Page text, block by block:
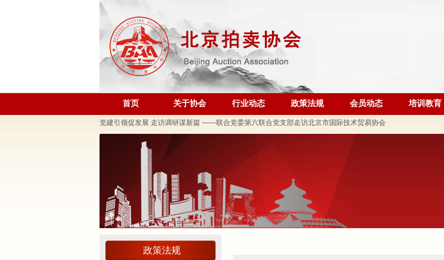
首页 关于协会 行业动态 政策法规 会员动态 培训教育
规范运营强基础 跨业合作促发展——联合党委第六联合党支部到北京国际会议展览业协会走访调研
关于发布《北京地区文物艺术品拍卖佣（酬）金标准调查报告》的通知
“协会+媒体+法律联动”助力企业发展系列活动之十 ——走进会员单位北京恒泰博车拍卖有限公司
关于做好夏季防暑降温及汛期安全生产工作的通知
党建引领促发展 走访调研谋新篇 ——联合党委第六联合党支部走访北京市国际技术贸易协会
关于发布2026年北京市信用承诺企业 拍卖企业（第二批）名单的公告
党建领航商旅融合，联动赋能行业发展——联合党委组织开展“七一”主题党日活动
坚守人民立场 践行正确政绩观——北京拍卖协会流动党支部与第六流动联合党支部召开组织生活会并开展民主评
议党员
压实安全责任 筑牢商务领域应急防线——北京拍卖协会参加全市商务领域“安全生产月”专项活动
艺术疗愈生活 展现积极人生 ——北京拍卖协会姚光锋会长一行参观刘双舟教授作品展
完善治理体系，研究发展重点，共促高质量发展——北京拍卖协会召开第五届第六次会长会议
政策法规